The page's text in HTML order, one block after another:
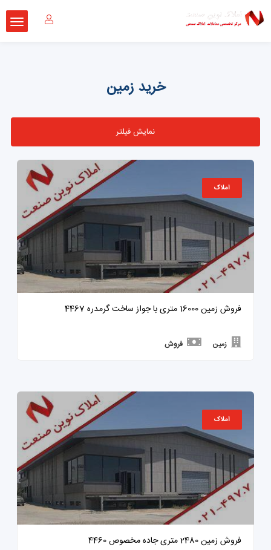
خرید زمین
نمایش فیلتر
املاک
فروش زمین 16000 متری با جواز ساخت گرمدره 4467
زمین فروش
املاک
فروش زمین 2480 متری جاده مخصوص 4460